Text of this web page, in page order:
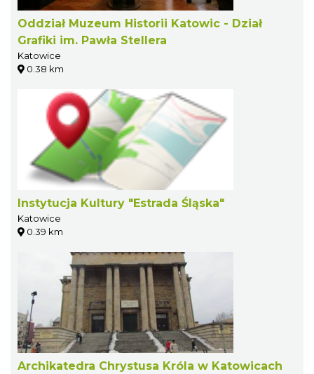
Oddział Muzeum Historii Katowic - Dział
Grafiki im. Pawła Stellera
Katowice
0.38 km
Instytucja Kultury "Estrada Śląska"
Katowice
0.39 km
Archikatedra Chrystusa Króla w Katowicach